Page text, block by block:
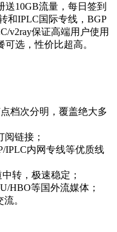
10GB流量，每日签到
和IPLC国际专线，BGP
v2ray保证高端用户使用
选，性价比超高。
档次分明，覆盖绝大多
阅链接；
IPLC内网专线等优质线
转，极速稳定；
HBO等国外流媒体；
。